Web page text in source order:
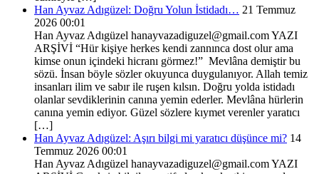
Han Ayvaz Adıgüzel: Doğru Yolun İstidadı… 21 Temmuz
2026 00:01
Han Ayvaz Adıgüzel hanayvazadiguzel@gmail.com YAZI
ARŞİVİ “Hür kişiye herkes kendi zannınca dost olur ama
kimse onun içindeki hicranı görmez!” Mevlâna demiştir bu
sözü. İnsan böyle sözler okuyunca duygulanıyor. Allah temiz
insanları ilim ve sabır ile ruşen kılsın. Doğru yolda istidadı
olanlar sevdiklerinin canına yemin ederler. Mevlâna hürlerin
canına yemin ediyor. Güzel sözlere kıymet verenler yaratıcı
[…]
Han Ayvaz Adıgüzel: Aşırı bilgi mi yaratıcı düşünce mi? 14
Temmuz 2026 00:01
Han Ayvaz Adıgüzel hanayvazadiguzel@gmail.com YAZI